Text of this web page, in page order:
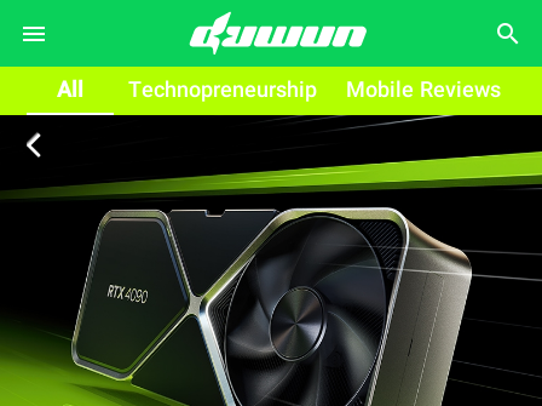
search
All Technopreneurship Mobile Reviews
arrow_back_ios